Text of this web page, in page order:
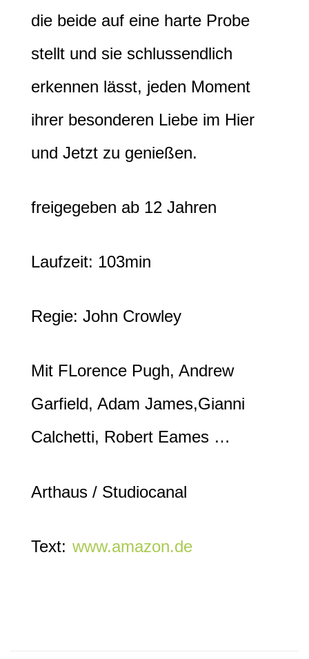
die beide auf eine harte Probe
stellt und sie schlussendlich
erkennen lässt, jeden Moment
ihrer besonderen Liebe im Hier
und Jetzt zu genießen.
freigegeben ab 12 Jahren
Laufzeit: 103min
Regie: John Crowley
Mit FLorence Pugh, Andrew
Garfield, Adam James,Gianni
Calchetti, Robert Eames …
Arthaus / Studiocanal
Text: www.amazon.de